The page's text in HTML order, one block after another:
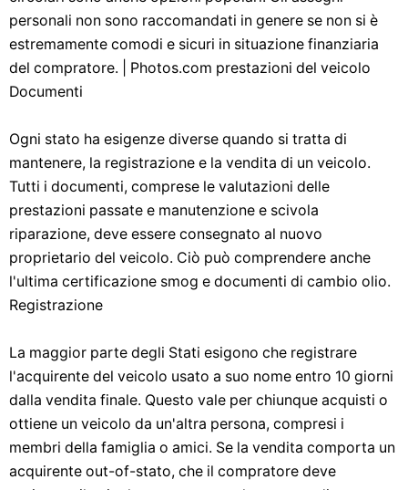
personali non sono raccomandati in genere se non si è
estremamente comodi e sicuri in situazione finanziaria
del compratore. | Photos.com prestazioni del veicolo
Documenti
Ogni stato ha esigenze diverse quando si tratta di
mantenere, la registrazione e la vendita di un veicolo.
Tutti i documenti, comprese le valutazioni delle
prestazioni passate e manutenzione e scivola
riparazione, deve essere consegnato al nuovo
proprietario del veicolo. Ciò può comprendere anche
l'ultima certificazione smog e documenti di cambio olio.
Registrazione
La maggior parte degli Stati esigono che registrare
l'acquirente del veicolo usato a suo nome entro 10 giorni
dalla vendita finale. Questo vale per chiunque acquisti o
ottiene un veicolo da un'altra persona, compresi i
membri della famiglia o amici. Se la vendita comporta un
acquirente out-of-stato, che il compratore deve